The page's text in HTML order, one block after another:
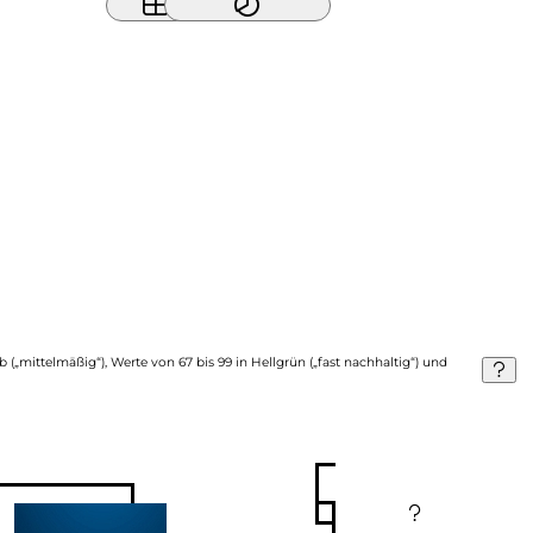
Werte von 67 bis 99 in Hellgrün („fast nachhaltig“) und